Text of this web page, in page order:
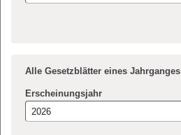
Alle Gesetzblätter eines Jahrganges
Erscheinungsjahr